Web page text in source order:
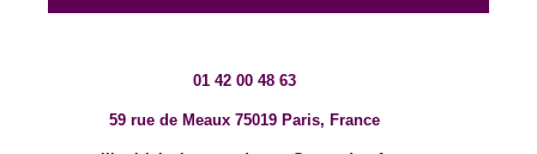
01 42 00 48 63
59 rue de Meaux 75019 Paris, France